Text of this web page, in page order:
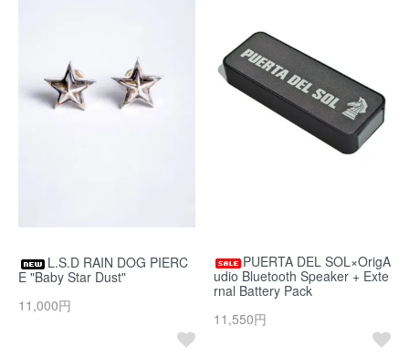
L.S.D RAIN DOG PIERC
E "Baby Star Dust"
11,000円
PUERTA DEL SOL×OrigA
udio Bluetooth Speaker + Exte
rnal Battery Pack
11,550円